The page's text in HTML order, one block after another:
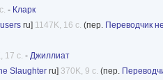
- Кларк
ru] 1147K, 16 с. (пер. Переводчик
17 с. - Джиллиат
Slaughter ru] 370K, 9 с. (пер.